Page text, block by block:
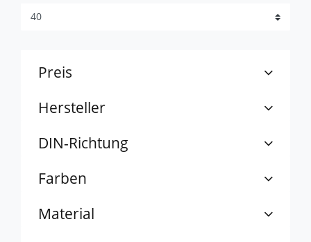
Preis
Hersteller
DIN-Richtung
Farben
Material